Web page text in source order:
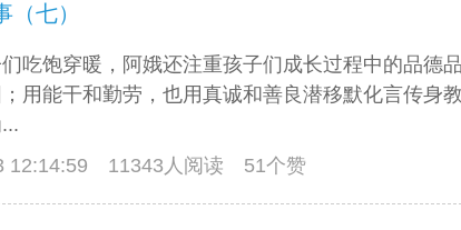
（七）
吃饱穿暖，阿娥还注重孩子们成长过程中的品德
用能干和勤劳，也用真诚和善良潜移默化言传身
12:14:59
11343人阅读 51个赞